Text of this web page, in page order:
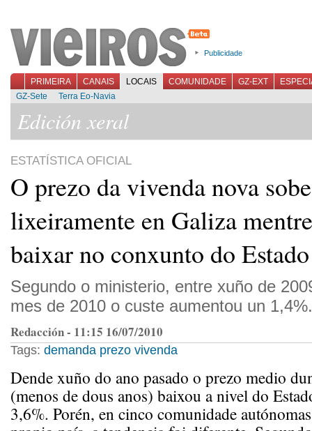
Publicidade
PRIMEIRA CANAIS LOCAIS COMUNIDADE GZ-EXT
GZ-Sete
Terra Eo-Navia
Edición xeral
ESTATÍSTICA OFICIAL
O prezo da vivenda nova sobe
lixeiramente en Galiza
baixar no conxunto do Estado
Segundo o ministerio, entre xuño de
mes de 2010 o custe aumentou un 1,4%.
Redacción - 11:15 16/07/2010
Tags: demanda prezo vivenda
Dende xuño do ano pasado o prezo medio
(menos de dous anos) baixou a nivel do
3,6%. Porén, en cinco comunidade